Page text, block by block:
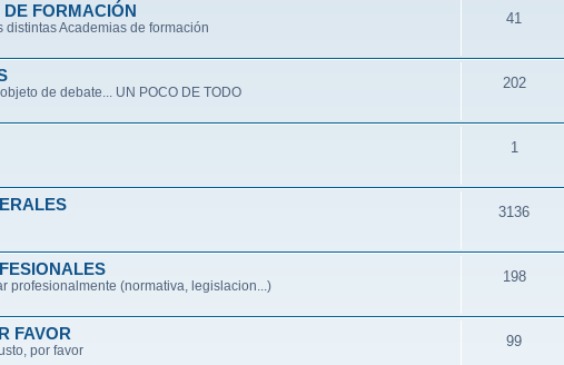
FORMACIÓN
Academias de formación
41
de debate... UN POCO DE TODO
202
1
3136
profesionalmente (normativa, legislacion...)
198
FAVOR
por favor
99